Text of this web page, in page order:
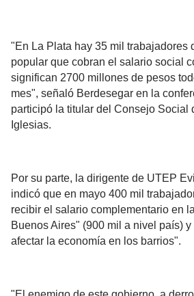
"En La Plata hay 35 mil trabajadores
popular que cobran el salario social
significan 2700 millones de pesos
mes", señaló Berdesegar en la
participó la titular del Consejo Social
Iglesias.
Por su parte, la dirigente de UTEP
indicó que en mayo 400 mil
recibir el salario complementario en
Buenos Aires" (900 mil a nivel país)
afectar la economía en los barrios".